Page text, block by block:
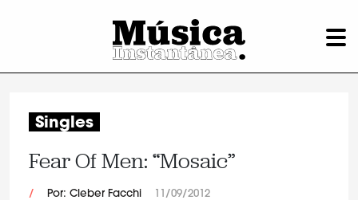
Singles
Fear Of Men: “Mosaic”
/ Por: Cleber Facchi 11/09/2012